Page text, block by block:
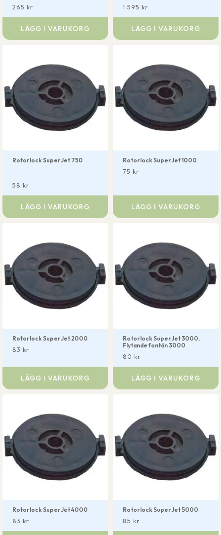
265 kr
LÄGG I VARUKORG
1 595 kr
LÄGG I VARUKORG
Rotorlock SuperJet 750
58 kr
LÄGG I VARUKORG
Rotorlock SuperJet 1000
75 kr
LÄGG I VARUKORG
Rotorlock SuperJet 2000
83 kr
LÄGG I VARUKORG
Rotorlock SuperJet 3000,
Flytande fontän 3000
80 kr
LÄGG I VARUKORG
Rotorlock SuperJet 4000
83 kr
Rotorlock SuperJet 5000
85 kr